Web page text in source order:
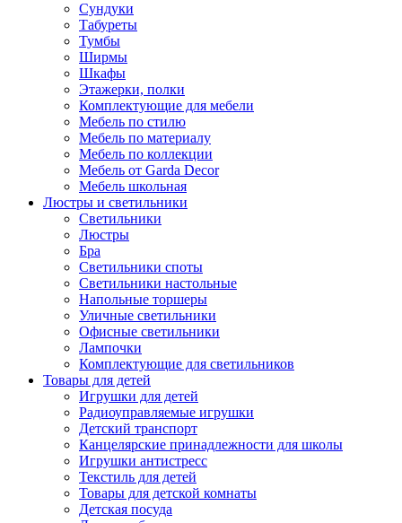
Сундуки
Табуреты
Тумбы
Ширмы
Шкафы
Этажерки, полки
Комплектующие для мебели
Мебель по стилю
Мебель по материалу
Мебель по коллекции
Мебель от Garda Decor
Мебель школьная
Люстры и светильники
Светильники
Люстры
Бра
Светильники споты
Светильники настольные
Напольные торшеры
Уличные светильники
Офисные светильники
Лампочки
Комплектующие для светильников
Товары для детей
Игрушки для детей
Радиоуправляемые игрушки
Детский транспорт
Канцелярские принадлежности для школы
Игрушки антистресс
Текстиль для детей
Товары для детской комнаты
Детская посуда